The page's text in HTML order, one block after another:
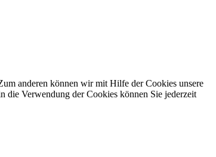
anderen können wir mit Hilfe der Cookies unsere
die Verwendung der Cookies können Sie jederzeit